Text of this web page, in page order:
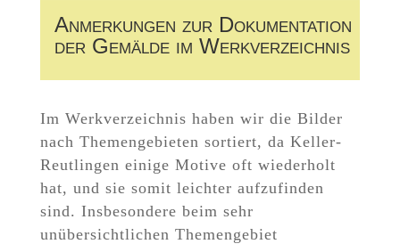
Anmerkungen zur Dokumentation
der Gemälde im Werkverzeichnis
Im Werkverzeichnis haben wir die Bilder
nach Themengebieten sortiert, da Keller-
Reutlingen einige Motive oft wiederholt
hat, und sie somit leichter aufzufinden
sind. Insbesondere beim sehr
unübersichtlichen Themengebiet